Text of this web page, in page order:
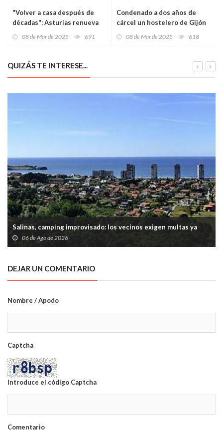
"Volver a casa después de
décadas": Asturias renueva
08 de Mar de 2025 691
Condenado a dos años de
cárcel un hostelero de Gijón
08 de Mar de 2025 618
QUIZÁS TE INTERESE...
Salinas, camping improvisado: los vecinos exigen multas ya
06 de Ago de 2026
DEJAR UN COMENTARIO
Nombre / Apodo
Captcha
Introduce el código Captcha
Comentario